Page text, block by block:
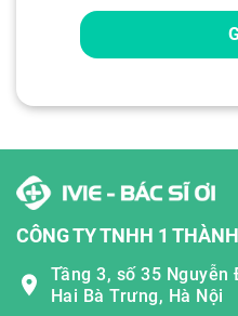
CÔNG TY TNHH 1
Tầng 3, số 35
Hai Bà Trưng, Hà Nội